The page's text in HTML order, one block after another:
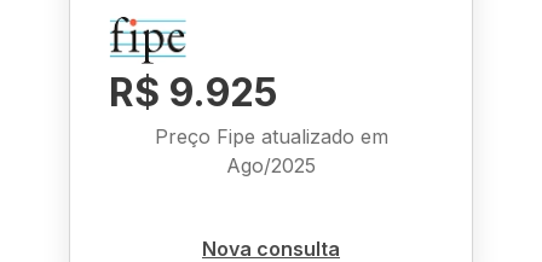
R$ 9.925
Preço Fipe atualizado em
Ago/2025
Nova consulta